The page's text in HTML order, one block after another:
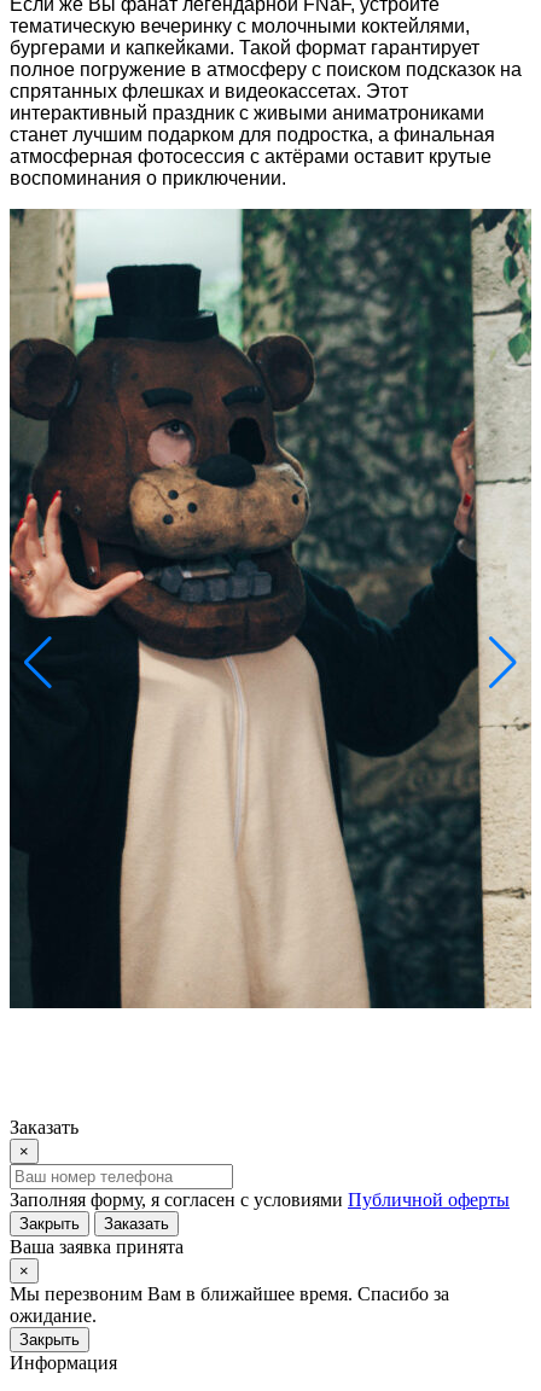
тематическую вечеринку с молочными коктейлями,
бургерами и капкейками. Такой формат гарантирует
полное погружение в атмосферу с поиском подсказок на
спрятанных флешках и видеокассетах. Этот
интерактивный праздник с живыми аниматрониками
станет лучшим подарком для подростка, а финальная
атмосферная фотосессия с актёрами оставит крутые
воспоминания о приключении.
Заказать
×
Заполняя форму, я согласен с условиями Публичной оферты
Закрыть Заказать
Ваша заявка принята
×
Мы перезвоним Вам в ближайшее время. Спасибо за
ожидание.
Закрыть
Информация